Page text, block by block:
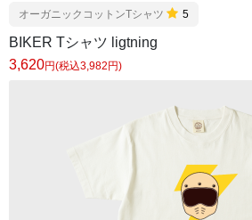
オーガニックコットンTシャツ 5
BIKER Tシャツ ligtning
3,620円(税込3,982円)